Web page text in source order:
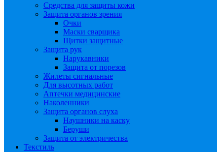
Средства для защиты кожи
Защита органов зрения
Очки
Маски сварщика
Щитки защитные
Защита рук
Нарукавники
Защита от порезов
Жилеты сигнальные
Для высотных работ
Аптечки медицинские
Наколенники
Защита органов слуха
Наушники на каску
Беруши
Защита от электричества
Текстиль